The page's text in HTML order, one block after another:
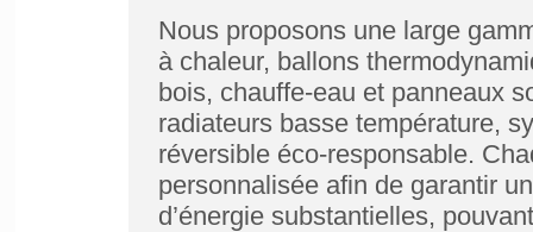
Nous proposons une large
à chaleur, ballons
bois, chauffe-eau et panneaux
radiateurs basse température,
réversible éco-responsable.
personnalisée afin de garantir
d’énergie substantielles,